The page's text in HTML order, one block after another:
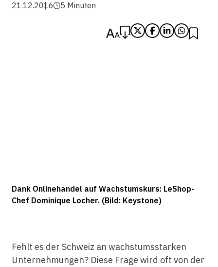
21.12.2016
5 Minuten
Dank Onlinehandel auf Wachstumskurs: LeShop-
Chef Dominique Locher. (Bild: Keystone)
Fehlt es der Schweiz an wachstumsstarken
Unternehmungen? Diese Frage wird oft von der